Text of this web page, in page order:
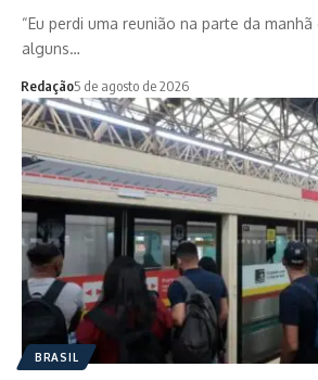
“Eu perdi uma reunião na parte da
alguns…
Redação5 de agosto de 2026
BRASIL